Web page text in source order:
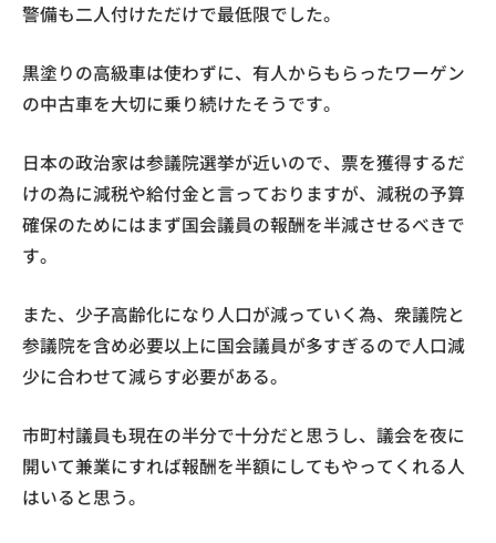
警備も二人付けただけで最低限でした。
黒塗りの高級車は使わずに、有人からもらったワーゲン
の中古車を大切に乗り続けたそうです。
日本の政治家は参議院選挙が近いので、票を獲得するだ
けの為に減税や給付金と言っておりますが、減税の予算
確保のためにはまず国会議員の報酬を半減させるべきで
す。
また、少子高齢化になり人口が減っていく為、衆議院と
参議院を含め必要以上に国会議員が多すぎるので人口減
少に合わせて減らす必要がある。
市町村議員も現在の半分で十分だと思うし、議会を夜に
開いて兼業にすれば報酬を半額にしてもやってくれる人
はいると思う。